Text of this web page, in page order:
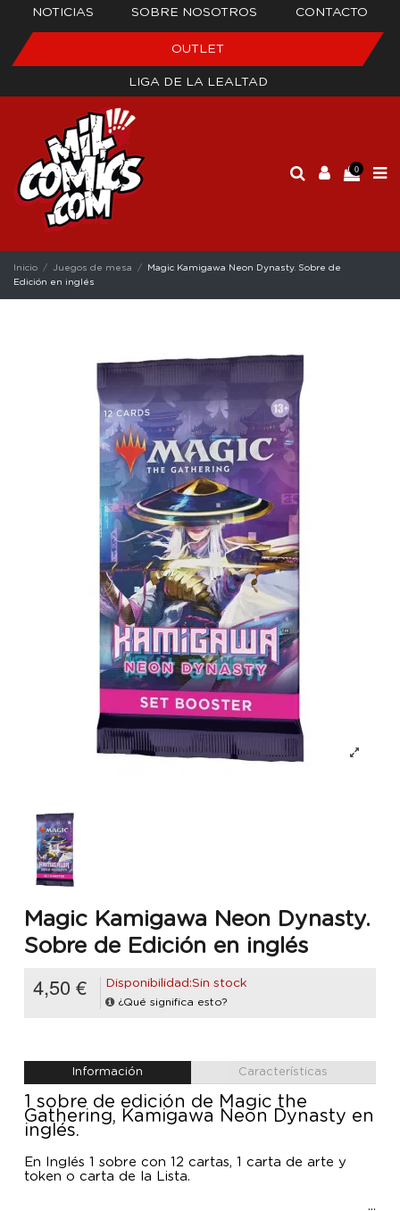
NOTICIAS SOBRE NOSOTROS CONTACTO
OUTLET
LIGA DE LA LEALTAD
0
Inicio Juegos de mesa
Magic Kamigawa Neon Dynasty. Sobre de
Edición en inglés
Magic Kamigawa Neon Dynasty.
Sobre de Edición en inglés
4,50 € Disponibilidad:Sin stock
¿Qué significa esto?
Información Características
1 sobre de edición de Magic the
Gathering, Kamigawa Neon Dynasty en
inglés.
En Inglés 1 sobre con 12 cartas, 1 carta de arte y
token o carta de la Lista.